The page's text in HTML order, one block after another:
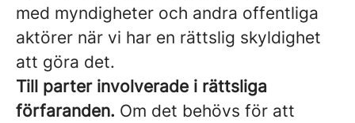
med myndigheter och andra offentliga
aktörer när vi har en rättslig skyldighet
att göra det.
Till parter involverade i rättsliga
förfaranden. Om det behövs för att